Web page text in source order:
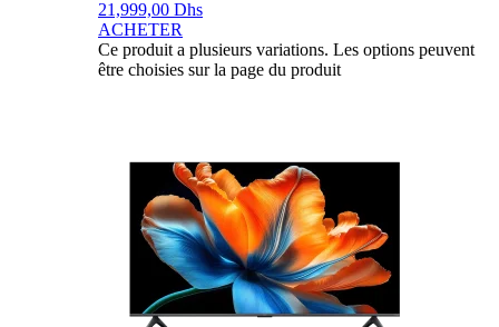
21,999,00 Dhs
ACHETER
Ce produit a plusieurs variations. Les options peuvent
être choisies sur la page du produit